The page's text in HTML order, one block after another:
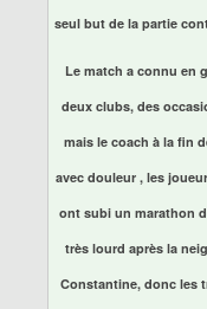
seul but de la partie
Le match a connu en
deux clubs, des
mais le coach à la fin
avec douleur , les
ont subi un marathon
très lourd après la
Constantine, donc les